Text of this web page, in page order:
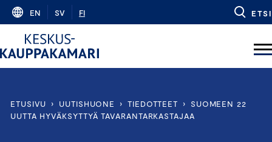
Skip
content
EN SV FI ETSI
ETUSIVU › UUTISHUONE › TIEDOTTEET ›
SUOMEEN 22
UUTTA HYVÄKSYTTYÄ TAVARANTARKASTAJAA